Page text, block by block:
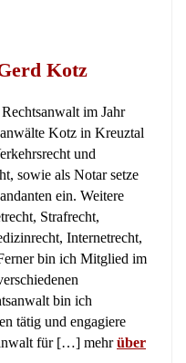
Kotz
im Jahr
Kotz in Kreuztal
und
sowie als Notar setze
ein. Weitere
Strafrecht,
Internetrecht,
bin ich Mitglied im
bin ich
tätig und engagiere
für […] mehrüber